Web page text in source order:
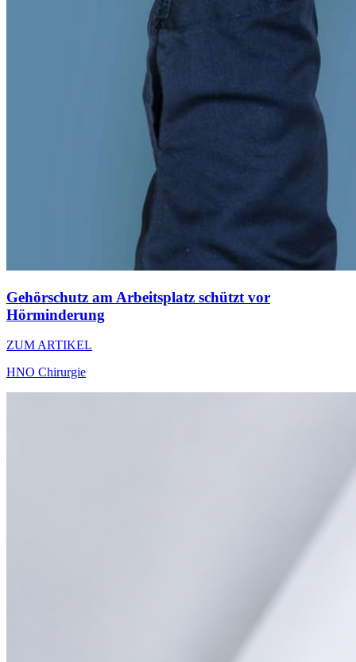
Gehörschutz am Arbeitsplatz schützt vor
Hörminderung
ZUM ARTIKEL
HNO Chirurgie